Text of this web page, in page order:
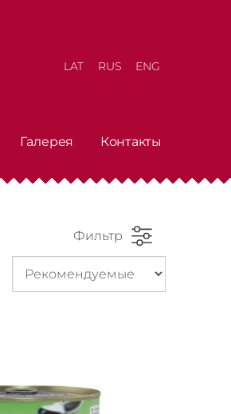
Галерея Контакты
LAT RUS ENG
Фильтр